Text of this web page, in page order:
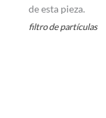
de esta pieza.
filtro de partículas